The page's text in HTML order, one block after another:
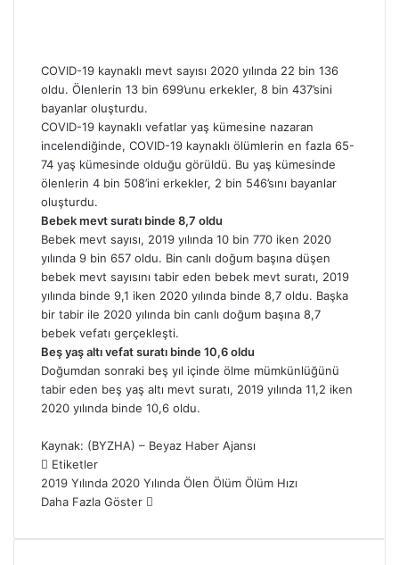
COVID-19 kaynaklı mevt sayısı 2020 yılında 22 bin 136
oldu. Ölenlerin 13 bin 699’unu erkekler, 8 bin 437’sini
bayanlar oluşturdu.
COVID-19 kaynaklı vefatlar yaş kümesine nazaran
incelendiğinde, COVID-19 kaynaklı ölümlerin en fazla 65-
74 yaş kümesinde olduğu görüldü. Bu yaş kümesinde
ölenlerin 4 bin 508’ini erkekler, 2 bin 546’sını bayanlar
oluşturdu.
Bebek mevt suratı binde 8,7 oldu
Bebek mevt sayısı, 2019 yılında 10 bin 770 iken 2020
yılında 9 bin 657 oldu. Bin canlı doğum başına düşen
bebek mevt sayısını tabir eden bebek mevt suratı, 2019
yılında binde 9,1 iken 2020 yılında binde 8,7 oldu. Başka
bir tabir ile 2020 yılında bin canlı doğum başına 8,7
bebek vefatı gerçekleşti.
Beş yaş altı vefat suratı binde 10,6 oldu
Doğumdan sonraki beş yıl içinde ölme mümkünlüğünü
tabir eden beş yaş altı mevt suratı, 2019 yılında 11,2 iken
2020 yılında binde 10,6 oldu.
Kaynak: (BYZHA) – Beyaz Haber Ajansı
Etiketler
2019 Yılında 2020 Yılında Ölen Ölüm Ölüm Hızı
Daha Fazla Göster